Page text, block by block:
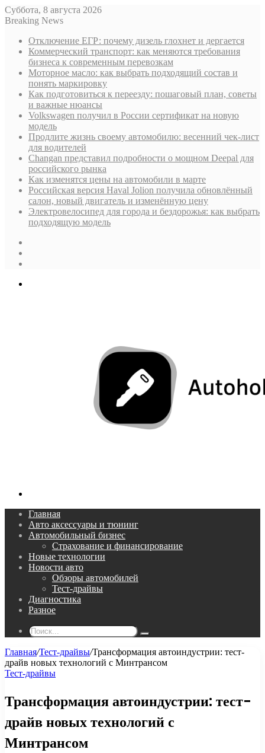
Суббота, 8 августа 2026
Breaking News
Отключение ЕГР: почему дизель глохнет и дергается
Коммерческий транспорт: как меняются требования
бизнеса к современным перевозкам
Моторное масло: как выбрать подходящий состав и
понять маркировку
Как подготовиться к переезду: пошаговый план, советы
и важные нюансы
Volkswagen получил в России сертификат на новую
модель
Продлите жизнь своему автомобилю: весенний чек-лист
для водителей
Changan представил подробности о мощном Deepal для
российского рынка
Как изменятся цены на автомобили в марте
Российская версия Haval Jolion получила обновлённый
салон, новый двигатель и изменённую цену
Электровелосипед для города и бездорожья: как выбрать
подходящую модель
Главная
Авто аксессуары и тюнинг
Автомобильный бизнес
Страхование и финансирование
Новые технологии
Новости авто
Обзоры автомобилей
Тест-драйвы
Диагностика
Разное
Поиск...
Главная/Тест-драйвы/Трансформация автоиндустрии: тест-
драйв новых технологий с Минтрансом
Тест-драйвы
Трансформация автоиндустрии: тест-
драйв новых технологий с
Минтрансом